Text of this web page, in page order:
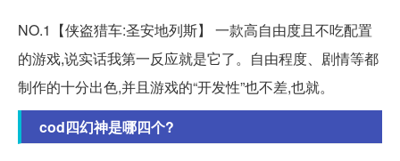
NO.1【侠盗猎车:圣安地列斯】 一款高自由度且不吃配置
的游戏,说实话我第一反应就是它了。自由程度、剧情等都
制作的十分出色,并且游戏的“开发性”也不差,也就。
cod四幻神是哪四个?